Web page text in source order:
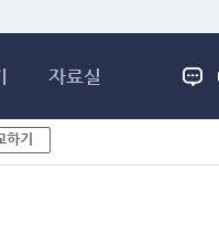
자료실
하기